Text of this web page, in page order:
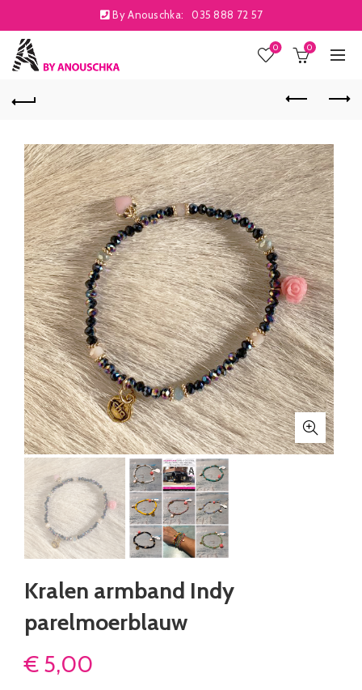
By Anouschka: 035 888 72 57
0 0
Kralen armband Indy
parelmoerblauw
€ 5,00